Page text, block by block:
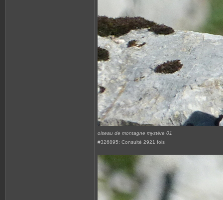
oiseau de montagne mystère 01
#326895: Consulté 2921 fois